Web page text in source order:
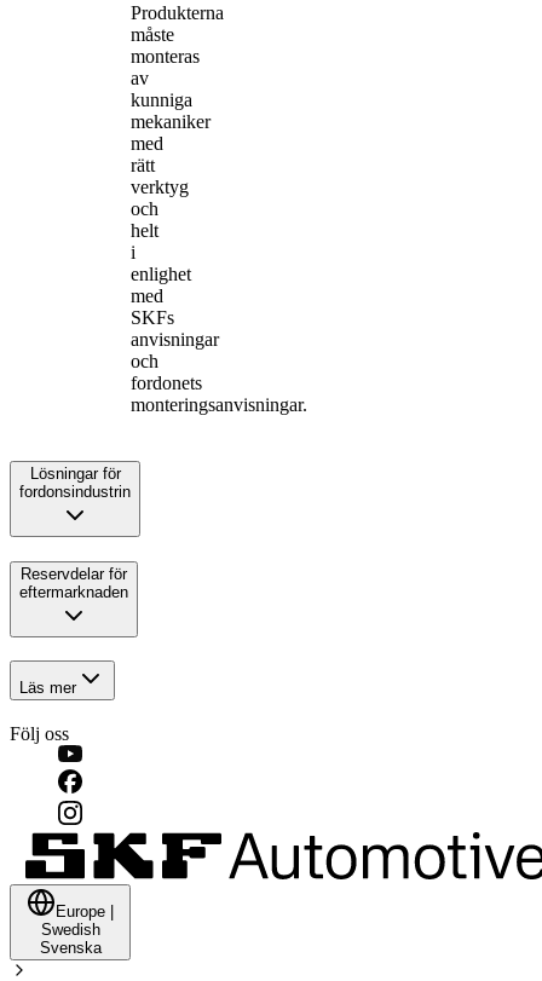
Produkterna
måste
monteras
av
kunniga
mekaniker
med
rätt
verktyg
och
helt
i
enlighet
med
SKFs
anvisningar
och
fordonets
monteringsanvisningar.
Lösningar för
fordonsindustrin
Reservdelar för
eftermarknaden
Läs mer
Följ oss
Europe
Swedish
Svenska